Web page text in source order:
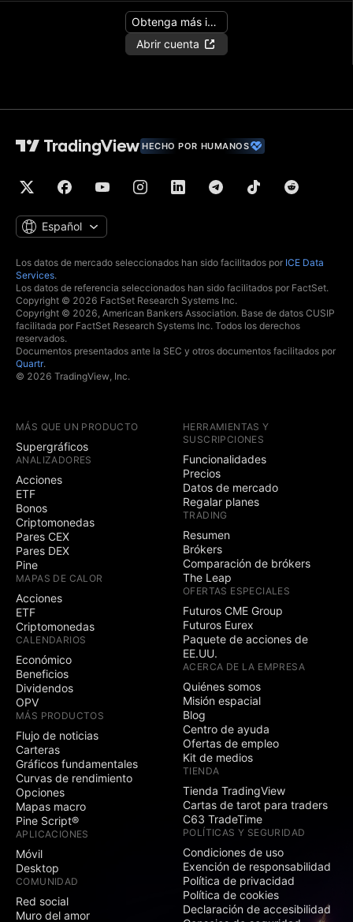
Obtenga más información
Abrir cuenta
HECHO POR HUMANOS
Español
Los datos de mercado seleccionados han sido facilitados por ICE Data
Services.
Los datos de referencia seleccionados han sido facilitados por FactSet.
Copyright © 2026 FactSet Research Systems Inc.
Copyright © 2026, American Bankers Association. Base de datos CUSIP
facilitada por FactSet Research Systems Inc. Todos los derechos
reservados.
Documentos presentados ante la SEC y otros documentos facilitados por
Quartr.
© 2026 TradingView, Inc.
MÁS QUE UN PRODUCTO
Supergráficos
ANALIZADORES
Acciones
ETF
Bonos
Criptomonedas
Pares CEX
Pares DEX
Pine
MAPAS DE CALOR
Acciones
ETF
Criptomonedas
CALENDARIOS
Económico
Beneficios
Dividendos
OPV
MÁS PRODUCTOS
Flujo de noticias
Carteras
Gráficos fundamentales
Curvas de rendimiento
Opciones
Mapas macro
Pine Script®
APLICACIONES
Móvil
Desktop
COMUNIDAD
Red social
Muro del amor
HERRAMIENTAS Y
SUSCRIPCIONES
Funcionalidades
Precios
Datos de mercado
Regalar planes
TRADING
Resumen
Brókers
Comparación de brókers
The Leap
OFERTAS ESPECIALES
Futuros CME Group
Futuros Eurex
Paquete de acciones de
EE.UU.
ACERCA DE LA EMPRESA
Quiénes somos
Misión espacial
Blog
Centro de ayuda
Ofertas de empleo
Kit de medios
TIENDA
Tienda TradingView
Cartas de tarot para traders
C63 TradeTime
POLÍTICAS Y SEGURIDAD
Condiciones de uso
Exención de responsabilidad
Política de privacidad
Política de cookies
Declaración de accesibilidad